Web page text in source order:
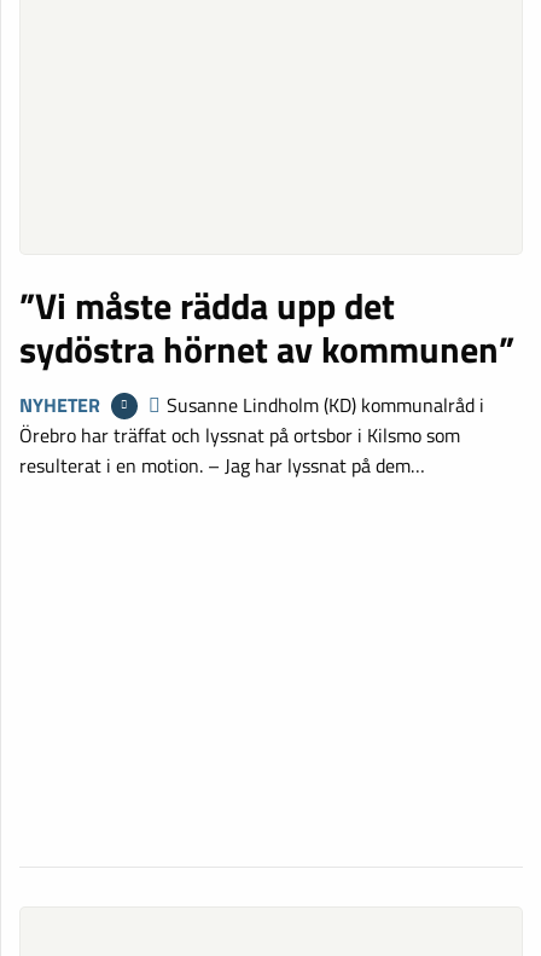
”Vi måste rädda upp det
sydöstra hörnet av kommunen”
NYHETER
Susanne Lindholm (KD) kommunalråd i
Örebro har träffat och lyssnat på ortsbor i Kilsmo som
resulterat i en motion. – Jag har lyssnat på dem…